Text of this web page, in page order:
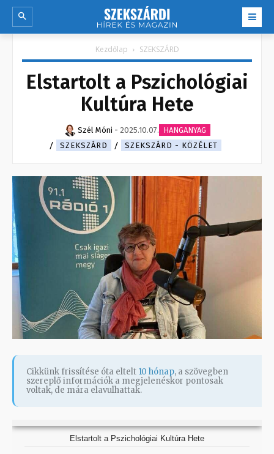
Kezdőlap SZEKSZÁRD
Elstartolt a Pszichológiai
Kultúra Hete
Szél Móni - 2025.10.07. HANGANYAG
SZEKSZÁRD
SZEKSZÁRD - KÖZÉLET
Cikkünk frissítése óta eltelt 10 hónap, a szövegben
szereplő információk a megjelenéskor pontosak
voltak, de mára elavulhattak.
Elstartolt a Pszichológiai Kultúra Hete